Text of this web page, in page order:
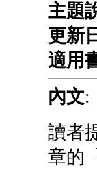
主題
更新
適用
內文:
讀者
章的